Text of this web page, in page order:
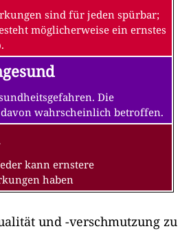
sind für jeden spürbar;
möglicherweise ein ernstes
Die
wahrscheinlich betroffen.
kann ernstere
haben
und -verschmutzung zu